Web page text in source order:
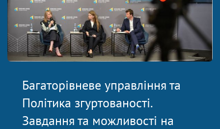
Багаторівневе управління та
Політика згуртованості.
Завдання та можливості на